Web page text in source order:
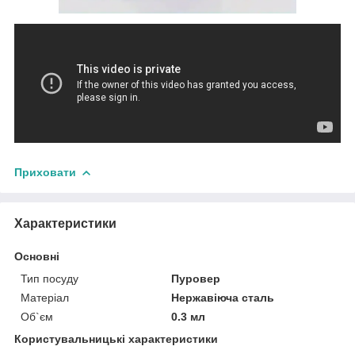
Приховати
Характеристики
Основні
Тип посуду
Пуровер
Матеріал
Нержавіюча сталь
Об`єм
0.3 мл
Користувальницькі характеристики